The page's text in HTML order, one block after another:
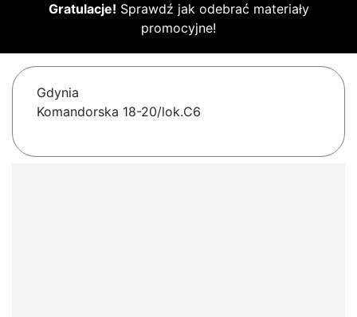
Gratulacje! Sprawdź jak odebrać materiały
promocyjne!
Gdynia
Komandorska 18-20/lok.C6